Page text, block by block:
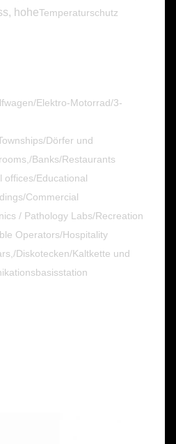
hoheTemperaturschutz
Elektro-Motorrad/3-
Dörfer und
Banks/Restaurants
offices/Educational
Commercial
/ Pathology Labs/Recreation
Operators/Hospitality
Diskotecken/Kaltkette und